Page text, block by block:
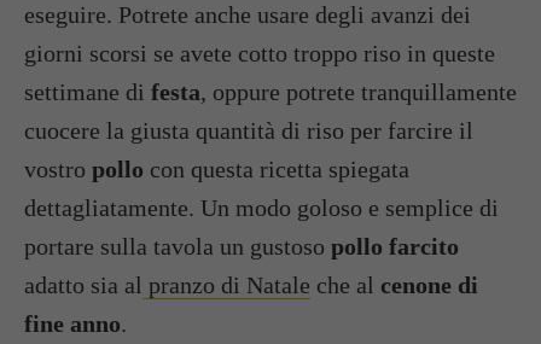
eseguire. Potrete anche usare degli avanzi dei
giorni scorsi se avete cotto troppo riso in queste
settimane di festa, oppure potrete tranquillamente
cuocere la giusta quantità di riso per farcire il
vostro pollo con questa ricetta spiegata
dettagliatamente. Un modo goloso e semplice di
portare sulla tavola un gustoso pollo farcito
adatto sia al pranzo di Natale che al cenone di
fine anno.